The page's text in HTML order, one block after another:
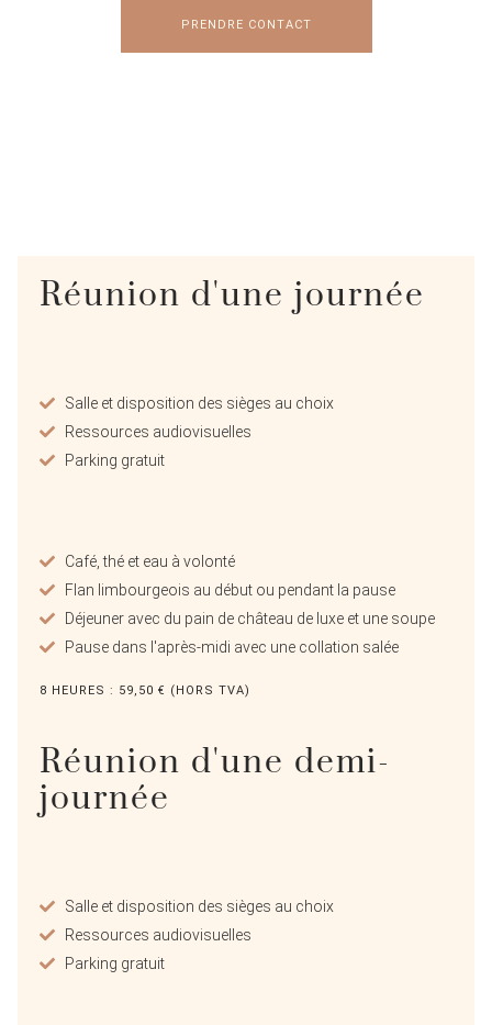
PRENDRE CONTACT
Réunion d'une journée
Salle et disposition des sièges au choix
Ressources audiovisuelles
Parking gratuit
Café, thé et eau à volonté
Flan limbourgeois au début ou pendant la pause
Déjeuner avec du pain de château de luxe et une soupe
Pause dans l'après-midi avec une collation salée
8 HEURES : 59,50 € (HORS TVA)
Réunion d'une demi-
journée
Salle et disposition des sièges au choix
Ressources audiovisuelles
Parking gratuit